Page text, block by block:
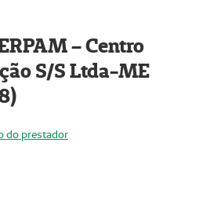
– Centro
S/S Ltda-ME
do prestador